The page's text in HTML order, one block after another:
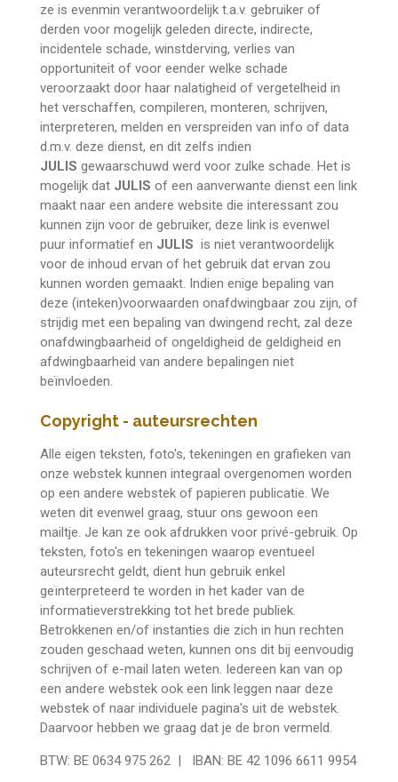
ze is evenmin verantwoordelijk t.a.v. gebruiker of
derden voor mogelijk geleden directe, indirecte,
incidentele schade, winstderving, verlies van
opportuniteit of voor eender welke schade
veroorzaakt door haar nalatigheid of vergetelheid in
het verschaffen, compileren, monteren, schrijven,
interpreteren, melden en verspreiden van info of data
d.m.v. deze dienst, en dit zelfs indien
JULIS gewaarschuwd werd voor zulke schade. Het is
mogelijk dat JULIS of een aanverwante dienst een link
maakt naar een andere website die interessant zou
kunnen zijn voor de gebruiker, deze link is evenwel
puur informatief en JULIS is niet verantwoordelijk
voor de inhoud ervan of het gebruik dat ervan zou
kunnen worden gemaakt. Indien enige bepaling van
deze (inteken)voorwaarden onafdwingbaar zou zijn, of
strijdig met een bepaling van dwingend recht, zal deze
onafdwingbaarheid of ongeldigheid de geldigheid en
afdwingbaarheid van andere bepalingen niet
beïnvloeden.
Copyright - auteursrechten
Alle eigen teksten, foto's, tekeningen en grafieken van
onze webstek kunnen integraal overgenomen worden
op een andere webstek of papieren publicatie. We
weten dit evenwel graag, stuur ons gewoon een
mailtje. Je kan ze ook afdrukken voor privé-gebruik. Op
teksten, foto's en tekeningen waarop eventueel
auteursrecht geldt, dient hun gebruik enkel
geïnterpreteerd te worden in het kader van de
informatieverstrekking tot het brede publiek.
Betrokkenen en/of instanties die zich in hun rechten
zouden geschaad weten, kunnen ons dit bij eenvoudig
schrijven of e-mail laten weten. Iedereen kan van op
een andere webstek ook een link leggen naar deze
webstek of naar individuele pagina's uit de webstek.
Daarvoor hebben we graag dat je de bron vermeld.
BTW: BE 0634 975 262 | IBAN: BE 42 1096 6611 9954